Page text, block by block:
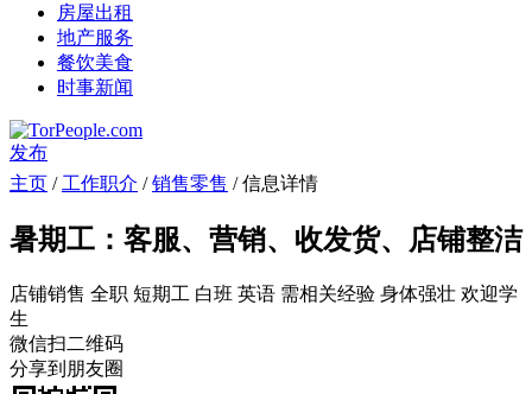
房屋出租
地产服务
餐饮美食
时事新闻
发布
主页 /工作职介 /销售零售 / 信息详情
暑期工：客服、营销、收发货、店铺整洁
店铺销售 全职 短期工 白班 英语 需相关经验 身体强壮 欢迎学
生
微信扫二维码
分享到朋友圈